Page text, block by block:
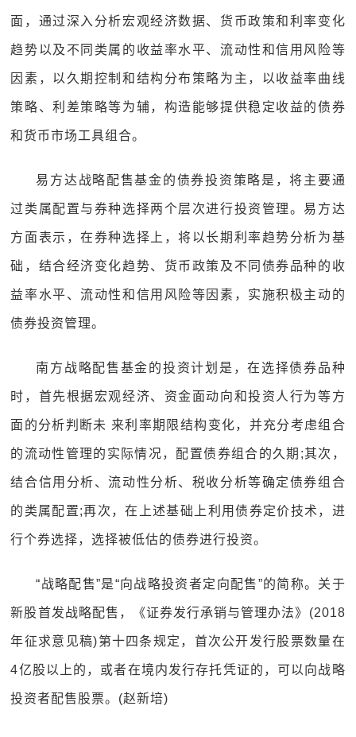
面，通过深入分析宏观经济数据、货币政策和利率变化
趋势以及不同类属的收益率水平、流动性和信用风险等
因素，以久期控制和结构分布策略为主，以收益率曲线
策略、利差策略等为辅，构造能够提供稳定收益的债券
和货币市场工具组合。
易方达战略配售基金的债券投资策略是，将主要通
过类属配置与券种选择两个层次进行投资管理。易方达
方面表示，在券种选择上，将以长期利率趋势分析为基
础，结合经济变化趋势、货币政策及不同债券品种的收
益率水平、流动性和信用风险等因素，实施积极主动的
债券投资管理。
南方战略配售基金的投资计划是，在选择债券品种
时，首先根据宏观经济、资金面动向和投资人行为等方
面的分析判断未 来利率期限结构变化，并充分考虑组合
的流动性管理的实际情况，配置债券组合的久期;其次，
结合信用分析、流动性分析、税收分析等确定债券组合
的类属配置;再次，在上述基础上利用债券定价技术，进
行个券选择，选择被低估的债券进行投资。
“战略配售”是“向战略投资者定向配售”的简称。关于
新股首发战略配售，《证券发行承销与管理办法》(2018
年征求意见稿)第十四条规定，首次公开发行股票数量在
4亿股以上的，或者在境内发行存托凭证的，可以向战略
投资者配售股票。(赵新培)